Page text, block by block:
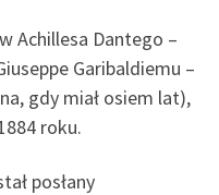
Achillesa Dantego –
Garibaldiemu –
gdy miał osiem lat),
roku.
posłany